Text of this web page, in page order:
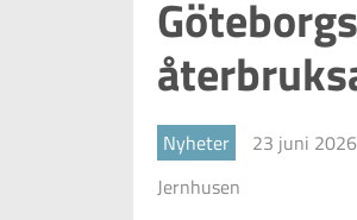
Nyheter 23 juni 2026
Jernhusen